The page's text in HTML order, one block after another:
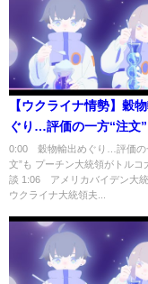
【ウクライナ情勢】穀
ぐり…評価の一方“注文”も
チン大統領がトルコ大統
談 7月20日ニュースまとめ 日テ
レNEWS
0:00 穀物輸出めぐり…評価の
文”も プーチン大統領がトルコ
談 1:06 アメリカバイデン大
ウクライナ大統領夫...